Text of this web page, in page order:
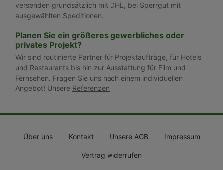
versenden grundsätzlich mit DHL, bei Sperrgut mit
ausgewählten Speditionen.
Planen Sie ein größeres gewerbliches oder
privates Projekt?
Wir sind routinierte Partner für Projektaufträge, für Hotels
und Restaurants bis hin zur Ausstattung für Film und
Fernsehen. Fragen Sie uns nach einem individuellen
Angebot! Unsere Referenzen
Über uns Kontakt Unsere AGB Impressum
Vertrag widerrufen